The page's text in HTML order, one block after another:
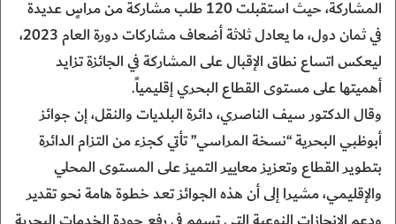
المشاركة، حيث استقبلت 120 طلب مشاركة من مراسٍ عديدة
في ثمان دول، ما يعادل ثلاثة أضعاف مشاركات دورة العام 2023،
ليعكس اتساع نطاق الإقبال على المشاركة في الجائزة تزايد
أهميتها على مستوى القطاع البحري إقليمياً.
وقال الدكتور سيف الناصري، دائرة البلديات والنقل، إن جوائز
أبوظبي البحرية “نسخة المراسي” تأتي كجزء من التزام الدائرة
بتطوير القطاع وتعزيز معايير التميز على المستوى المحلي
والإقليمي، مشيرا إلى أن هذه الجوائز تعد خطوة هامة نحو تقدير